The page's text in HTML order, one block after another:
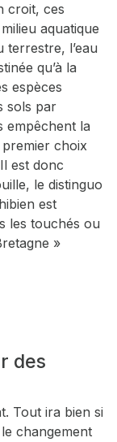
croit, ces
aquatique
l’eau
qu’à la
espèces
sols par
empêchent la
choix
est donc
le distinguo
est
les touchés ou
»
des
Tout ira bien si
changement